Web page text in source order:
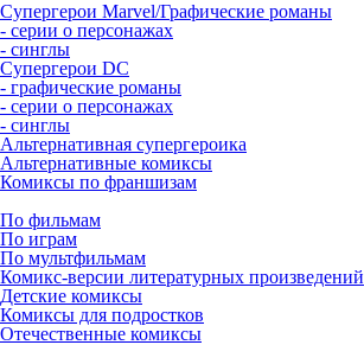
Супергерои Marvel/Графические романы
- серии о персонажах
- синглы
Супергерои DC
- графические романы
- серии о персонажах
- синглы
Альтернативная супергероика
Альтернативные комиксы
Комиксы по франшизам
По фильмам
По играм
По мультфильмам
Комикс-версии литературных произведений
Детские комиксы
Комиксы для подростков
Отечественные комиксы